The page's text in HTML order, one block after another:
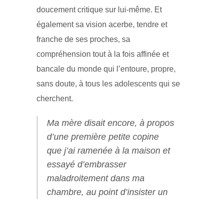
doucement critique sur lui-même. Et
également sa vision acerbe, tendre et
franche de ses proches, sa
compréhension tout à la fois affinée et
bancale du monde qui l’entoure, propre,
sans doute, à tous les adolescents qui se
cherchent.
Ma mère disait encore, à propos
d’une première petite copine
que j’ai ramenée à la maison et
essayé d’embrasser
maladroitement dans ma
chambre, au point d’insister un